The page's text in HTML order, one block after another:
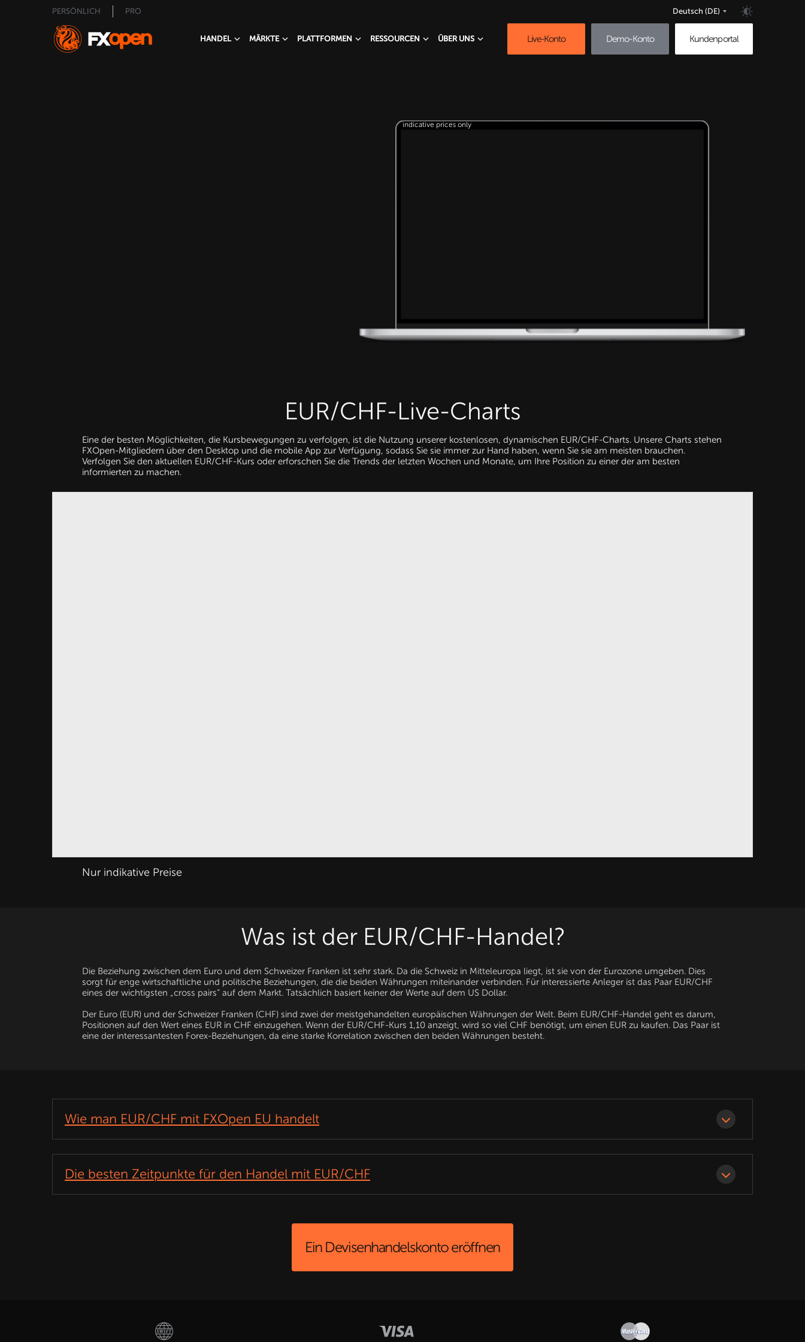
PERSÖNLICH PRO Deutsch (DE)
HANDEL MÄRKTE PLATTFORMEN RESSOURCEN ÜBER UNS Live-Konto Demo-Konto Kundenportal
EUR/CHF-Live-Charts
Eine der besten Möglichkeiten, die Kursbewegungen zu verfolgen, ist die Nutzung unserer kostenlosen, dynamischen EUR/CHF-Charts. Unsere Charts stehen
FXOpen-Mitgliedern über den Desktop und die mobile App zur Verfügung, sodass Sie sie immer zur Hand haben, wenn Sie sie am meisten brauchen.
Verfolgen Sie den aktuellen EUR/CHF-Kurs oder erforschen Sie die Trends der letzten Wochen und Monate, um Ihre Position zu einer der am besten
informierten zu machen.
Nur indikative Preise
Was ist der EUR/CHF-Handel?
Die Beziehung zwischen dem Euro und dem Schweizer Franken ist sehr stark. Da die Schweiz in Mitteleuropa liegt, ist sie von der Eurozone umgeben. Dies
sorgt für enge wirtschaftliche und politische Beziehungen, die die beiden Währungen miteinander verbinden. Für interessierte Anleger ist das Paar EUR/CHF
eines der wichtigsten „cross pairs“ auf dem Markt. Tatsächlich basiert keiner der Werte auf dem US Dollar.
Der Euro (EUR) und der Schweizer Franken (CHF) sind zwei der meistgehandelten europäischen Währungen der Welt. Beim EUR/CHF-Handel geht es darum,
Positionen auf den Wert eines EUR in CHF einzugehen. Wenn der EUR/CHF-Kurs 1,10 anzeigt, wird so viel CHF benötigt, um einen EUR zu kaufen. Das Paar ist
eine der interessantesten Forex-Beziehungen, da eine starke Korrelation zwischen den beiden Währungen besteht.
Wie man EUR/CHF mit FXOpen EU handelt
Die besten Zeitpunkte für den Handel mit EUR/CHF
Ein Devisenhandelskonto eröffnen